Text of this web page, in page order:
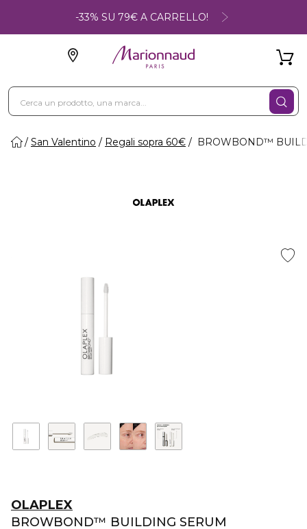
-33% SU 79€ A CARRELLO!
San Valentino Regali sopra 60€ BROWBOND™
OLAPLEX
BROWBOND™ BUILDING SERUM